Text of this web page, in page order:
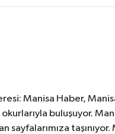
Manisa Haber,
okurlarıyla buluşuyor.
sayfalarımıza